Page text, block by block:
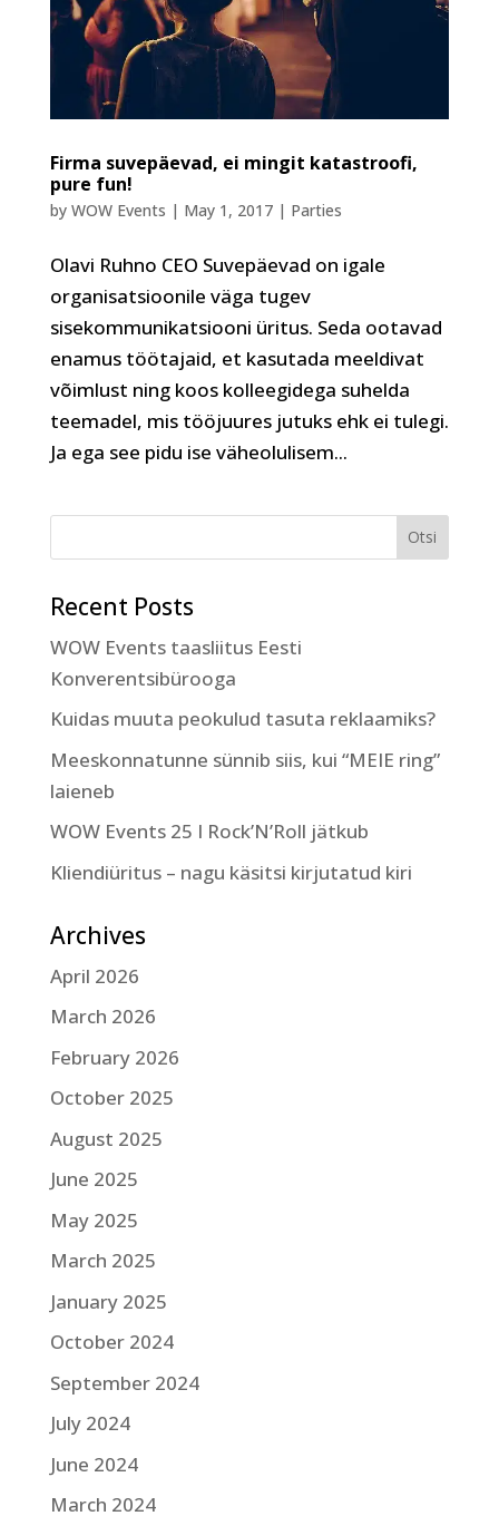
Firma suvepäevad, ei mingit katastroofi,
pure fun!
by WOW Events | May 1, 2017| Parties
Olavi Ruhno CEO Suvepäevad on igale
organisatsioonile väga tugev
sisekommunikatsiooni üritus. Seda ootavad
enamus töötajaid, et kasutada meeldivat
võimlust ning koos kolleegidega suhelda
teemadel, mis tööjuures jutuks ehk ei tulegi.
Ja ega see pidu ise väheolulisem...
Recent Posts
WOW Events taasliitus Eesti
Konverentsibürooga
Kuidas muuta peokulud tasuta reklaamiks?
Meeskonnatunne sünnib siis, kui “MEIE ring”
laieneb
WOW Events 25 I Rock’N’Roll jätkub
Kliendiüritus – nagu käsitsi kirjutatud kiri
Archives
April 2026
March 2026
February 2026
October 2025
August 2025
June 2025
May 2025
March 2025
January 2025
October 2024
September 2024
July 2024
June 2024
March 2024